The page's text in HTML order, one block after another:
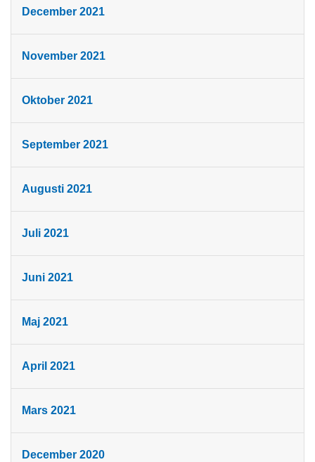
December 2021
November 2021
Oktober 2021
September 2021
Augusti 2021
Juli 2021
Juni 2021
Maj 2021
April 2021
Mars 2021
December 2020